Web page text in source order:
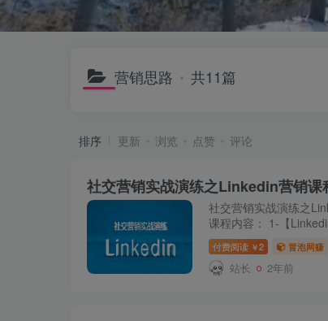
营销思路 共11篇
排序 更新 浏览 点赞 评论
社交营销实战演练之Linkedin营销课
社交营销实战演练之
课程内容： 1-【
面功能介绍 3-【
档案(一) 5-...
付费阅读 ￥2 冒泡网赚
站长 2年前